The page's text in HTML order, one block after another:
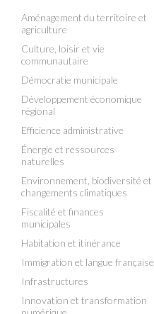
Aménagement du territoire et
agriculture
Culture, loisir et vie
communautaire
Démocratie municipale
Développement économique
régional
Efficience administrative
Énergie et ressources
naturelles
Environnement, biodiversité et
changements climatiques
Fiscalité et finances
municipales
Habitation et itinérance
Immigration et langue française
Infrastructures
Innovation et transformation